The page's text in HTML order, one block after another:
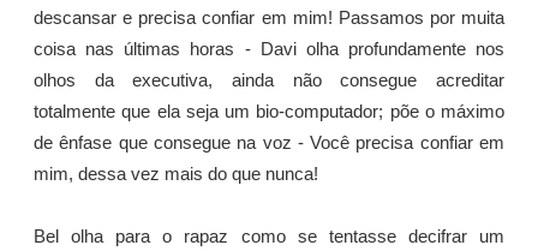
descansar e precisa confiar em mim! Passamos por muita
coisa nas últimas horas - Davi olha profundamente nos
olhos da executiva, ainda não consegue acreditar
totalmente que ela seja um bio-computador; põe o máximo
de ênfase que consegue na voz - Você precisa confiar em
mim, dessa vez mais do que nunca!
Bel olha para o rapaz como se tentasse decifrar um